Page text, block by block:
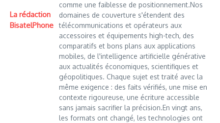
La rédaction
BisatelPhone
comme une faiblesse de positionnement.Nos
domaines de couverture s'étendent des
télécommunications et opérateurs aux
accessoires et équipements high-tech, des
comparatifs et bons plans aux applications
mobiles, de l'intelligence artificielle générative
aux actualités économiques, scientifiques et
géopolitiques. Chaque sujet est traité avec la
même exigence : des faits vérifiés, une mise en
contexte rigoureuse, une écriture accessible
sans jamais sacrifier la précision.En vingt ans,
les formats ont changé, les technologies ont